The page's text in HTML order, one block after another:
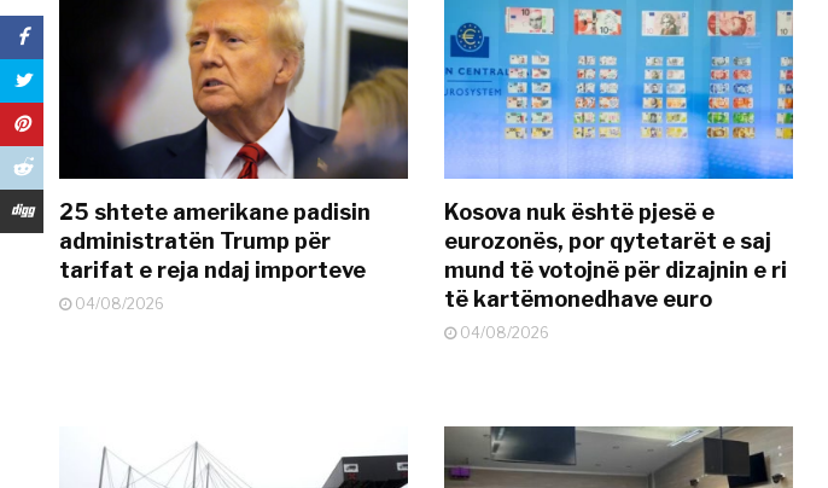
25 shtete amerikane padisin
administratën Trump për
tarifat e reja ndaj importeve
04/08/2026
Kosova nuk është pjesë e
eurozonës, por qytetarët e saj
mund të votojnë për dizajnin e ri
të kartëmonedhave euro
04/08/2026